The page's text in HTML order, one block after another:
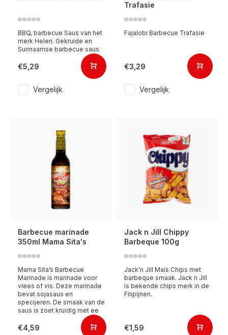
BBQ, barbecue Saus van het
merk Helen. Gekruide en
Surinaamse barbecue saus
€5,29
Vergelijk
Trafasie
Fajalobi Barbecue Trafasie
€3,29
Vergelijk
Barbecue marinade
350ml Mama Sita's
Mama Sita’s Barbecue
Marinade is marinade voor
vlees of vis. Deze marinade
bevat sojasaus en
specijeren. De smaak van de
saus is zoet kruidig met ee
€4,59
Jack n Jill Chippy
Barbeque 100g
Jack'n Jill Mais Chips met
barbeque smaak. Jack n Jill
is bekende chips merk in de
Filipijnen.
€1,59